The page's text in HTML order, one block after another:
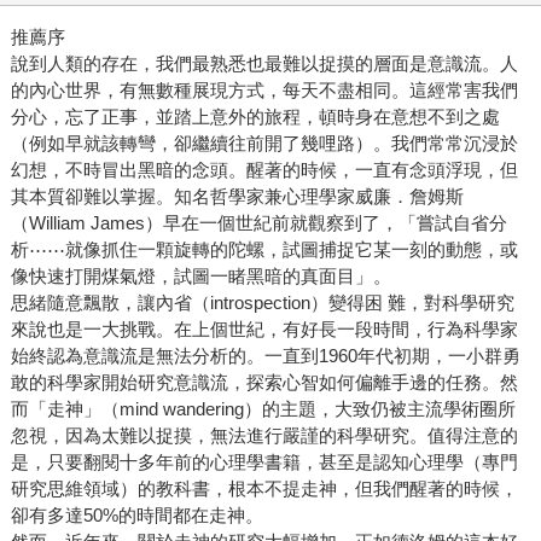
推薦序
說到人類的存在，我們最熟悉也最難以捉摸的層面是意識流。人
的內心世界，有無數種展現方式，每天不盡相同。這經常害我們
分心，忘了正事，並踏上意外的旅程，頓時身在意想不到之處
（例如早就該轉彎，卻繼續往前開了幾哩路）。我們常常沉浸於
幻想，不時冒出黑暗的念頭。醒著的時候，一直有念頭浮現，但
其本質卻難以掌握。知名哲學家兼心理學家威廉．詹姆斯
（William James）早在一個世紀前就觀察到了，「嘗試自省分
析⋯⋯就像抓住一顆旋轉的陀螺，試圖捕捉它某一刻的動態，或
像快速打開煤氣燈，試圖一睹黑暗的真面目」。
思緒隨意飄散，讓內省（introspection）變得困 難，對科學研究
來說也是一大挑戰。在上個世紀，有好長一段時間，行為科學家
始終認為意識流是無法分析的。一直到1960年代初期，一小群勇
敢的科學家開始研究意識流，探索心智如何偏離手邊的任務。然
而「走神」（mind wandering）的主題，大致仍被主流學術圈所
忽視，因為太難以捉摸，無法進行嚴謹的科學研究。值得注意的
是，只要翻閱十多年前的心理學書籍，甚至是認知心理學（專門
研究思維領域）的教科書，根本不提走神，但我們醒著的時候，
卻有多達50%的時間都在走神。